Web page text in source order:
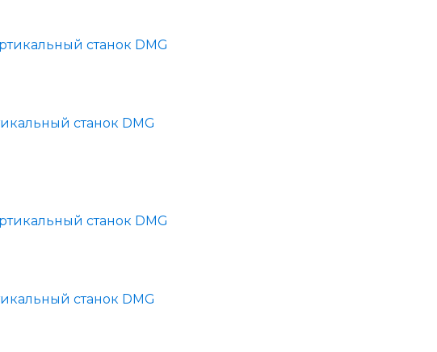
станок DMG
станок DMG